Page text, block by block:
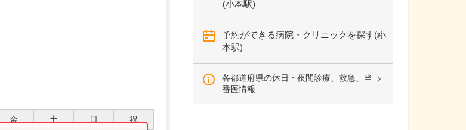
金 土 日 祝
(小本駅)
予約ができる病院・クリニックを探す(小
本駅)
各都道府県の休日・夜間診療、救急、当
番医情報